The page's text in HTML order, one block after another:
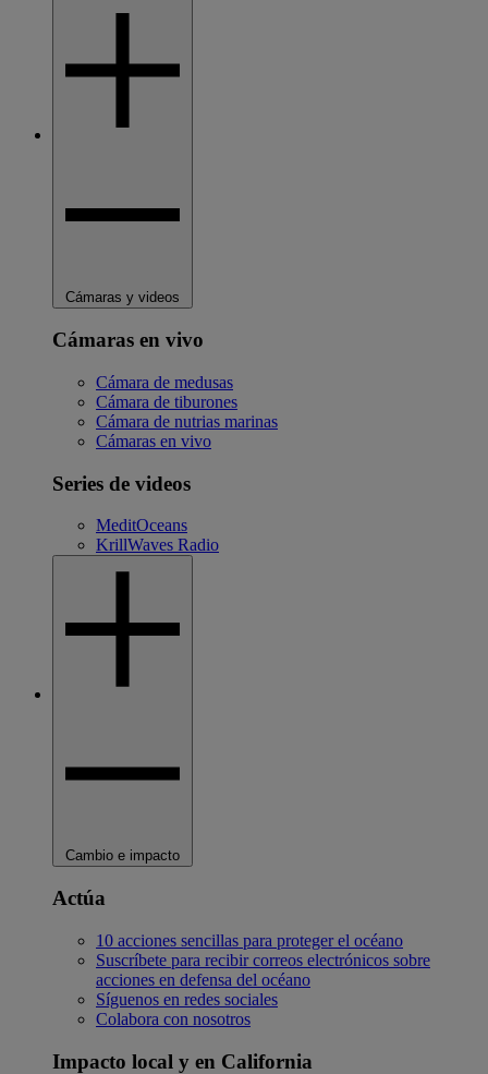
Cámaras y videos
Cámaras en vivo
Cámara de medusas
Cámara de tiburones
Cámara de nutrias marinas
Cámaras en vivo
Series de videos
MeditOceans
KrillWaves Radio
Cambio e impacto
Actúa
10 acciones sencillas para proteger el océano
Suscríbete para recibir correos electrónicos sobre
acciones en defensa del océano
Síguenos en redes sociales
Colabora con nosotros
Impacto local y en California